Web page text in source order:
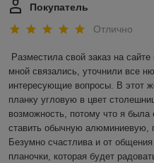
Покупатель
Отлично
Разместила свой заказ на
мной связались, уточнили все
интересующие вопросы. В этот
планку угловую в цвет
возможность, потому что я была
ставить обычную алюминиевую,
Безумно счастлива и от
планочки, которая будет